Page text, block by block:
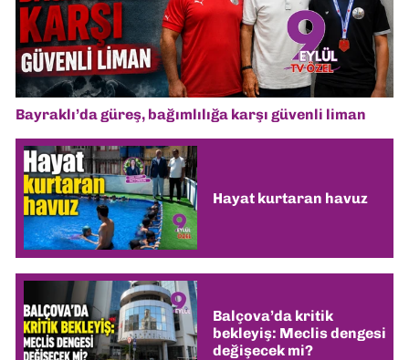
Bayraklı’da güreş, bağımlılığa karşı güvenli liman
Hayat kurtaran havuz
Balçova’da kritik
bekleyiş: Meclis dengesi
değişecek mi?